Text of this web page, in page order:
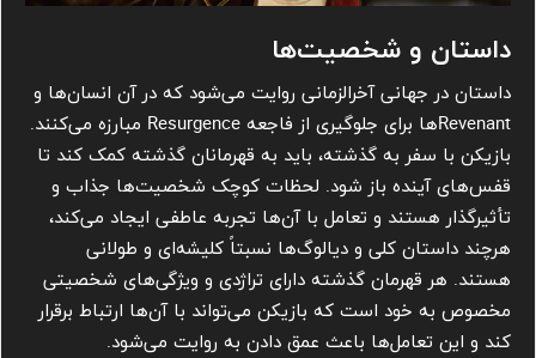
داستان و شخصیت‌ها
داستان در جهانی آخرالزمانی روایت می‌شود که در آن انسان‌ها و
Revenantها برای جلوگیری از فاجعه Resurgence مبارزه می‌کنند.
بازیکن با سفر به گذشته، باید به قهرمانان گذشته کمک کند تا
قفس‌های آینده باز شود. لحظات کوچک شخصیت‌ها جذاب و
تأثیرگذار هستند و تعامل با آن‌ها تجربه عاطفی ایجاد می‌کند،
هرچند داستان کلی و دیالوگ‌ها نسبتاً کلیشه‌ای و طولانی
هستند. هر قهرمان گذشته دارای تراژدی و ویژگی‌های شخصیتی
مخصوص به خود است که بازیکن می‌تواند با آن‌ها ارتباط برقرار
کند و این تعامل‌ها باعث عمق دادن به روایت می‌شود.